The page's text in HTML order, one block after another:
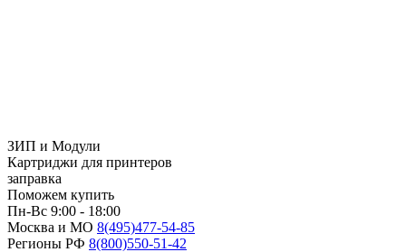
ЗИП и Модули
Картриджи для принтеров
заправка
Поможем купить
Пн-Вс 9:00 - 18:00
Москва и МО 8(495)477-54-85
Регионы РФ 8(800)550-51-42